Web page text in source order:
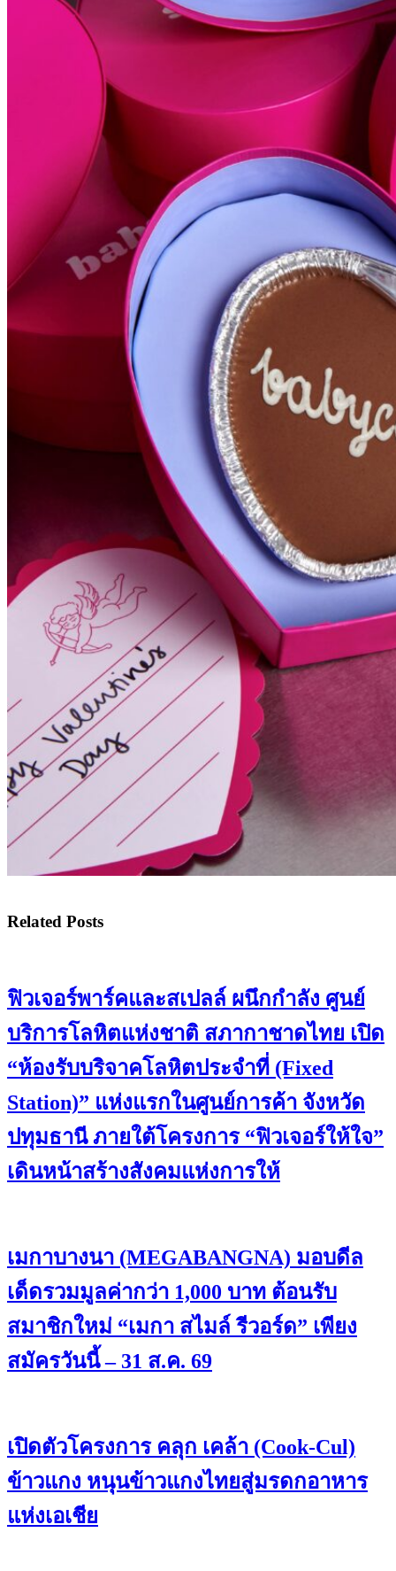
Related Posts
ฟิวเจอร์พาร์คและสเปลล์ ผนึกกำลัง ศูนย์
บริการโลหิตแห่งชาติ สภากาชาดไทย เปิด
“ห้องรับบริจาคโลหิตประจำที่ (Fixed
Station)” แห่งแรกในศูนย์การค้า จังหวัด
ปทุมธานี ภายใต้โครงการ “ฟิวเจอร์ให้ใจ”
เดินหน้าสร้างสังคมแห่งการให้
เมกาบางนา (MEGABANGNA) มอบดีล
เด็ดรวมมูลค่ากว่า 1,000 บาท ต้อนรับ
สมาชิกใหม่ “เมกา สไมล์ รีวอร์ด” เพียง
สมัครวันนี้ – 31 ส.ค. 69
เปิดตัวโครงการ คลุก เคล้า (Cook-Cul)
ข้าวแกง หนุนข้าวแกงไทยสู่มรดกอาหาร
แห่งเอเชีย